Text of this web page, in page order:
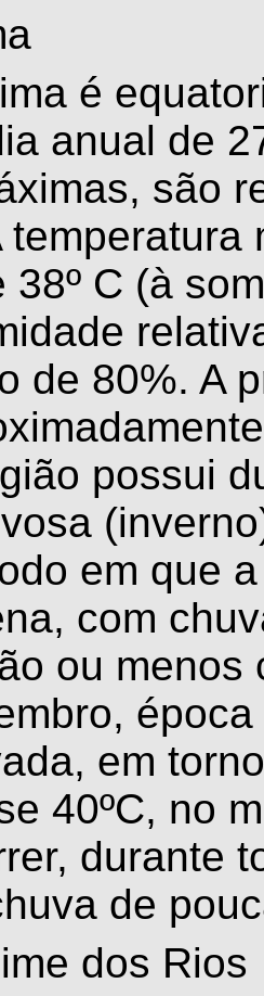
é
anual de
são
temperatura
38º C (à
de 80%. A
possui
em que
com
ou menos
em
40ºC, no
durante
de
dos Rios